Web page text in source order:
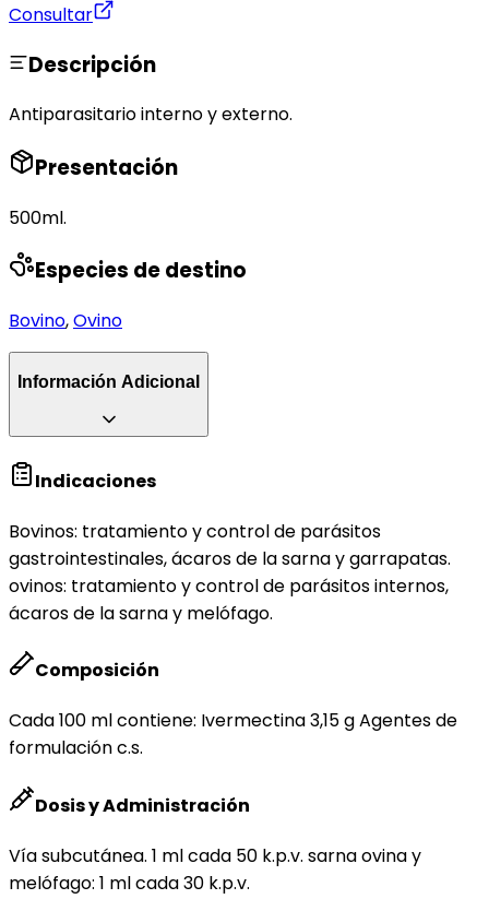
Consultar
Descripción
Antiparasitario interno y externo.
Presentación
500ml.
Especies de destino
Bovino,Ovino
Información Adicional
Indicaciones
Bovinos: tratamiento y control de parásitos
gastrointestinales, ácaros de la sarna y garrapatas.
ovinos: tratamiento y control de parásitos internos,
ácaros de la sarna y melófago.
Composición
Cada 100 ml contiene: Ivermectina 3,15 g Agentes de
formulación c.s.
Dosis y Administración
Vía subcutánea. 1 ml cada 50 k.p.v. sarna ovina y
melófago: 1 ml cada 30 k.p.v.